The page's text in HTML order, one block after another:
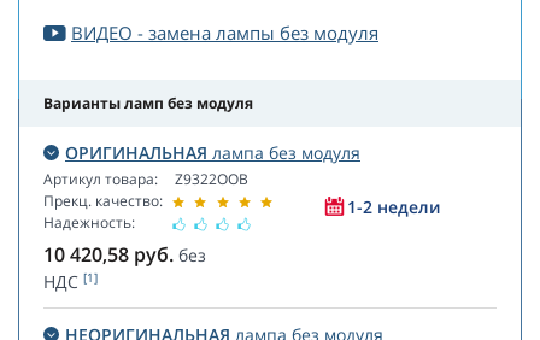
ВИДЕО - замена лампы без модуля
Варианты ламп без модуля
ОРИГИНАЛЬНАЯ лампа без модуля
Артикул товара:
Прекц. качество:
Надежность:
Z9322OOB
1-2 недели
10 420,58 руб. без
НДС [1]
НЕОРИГИНАЛЬНАЯ лампа без модуля